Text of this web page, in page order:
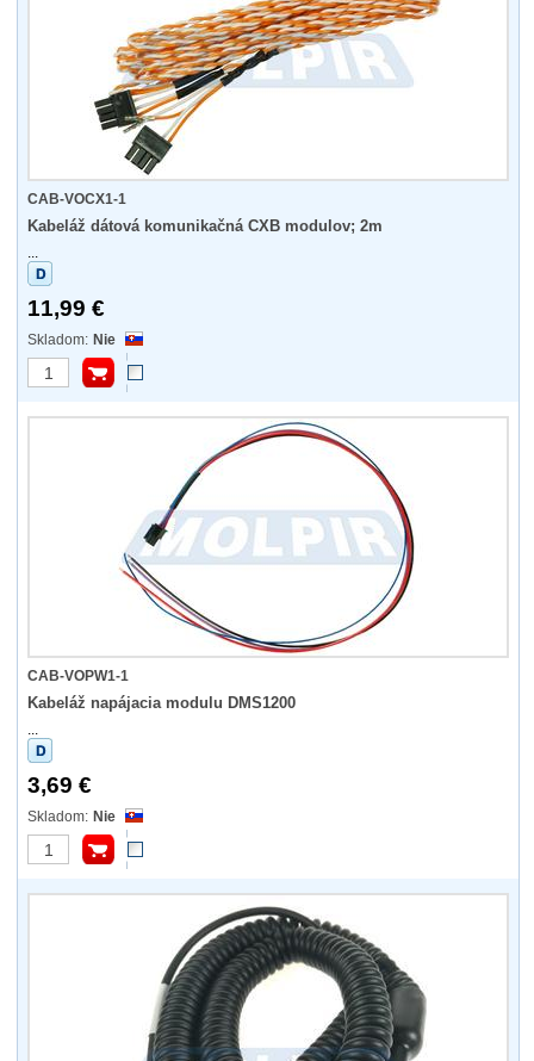
CAB-VOCX1-1
Kabeláž dátová komunikačná CXB modulov; 2m
...
11,99 €
Nie
CAB-VOPW1-1
Kabeláž napájacia modulu DMS1200
...
3,69 €
Nie